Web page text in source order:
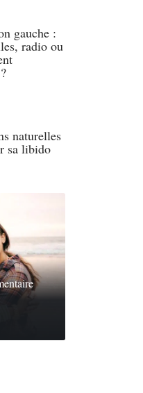
gauche :
radio ou
naturelles
sa libido